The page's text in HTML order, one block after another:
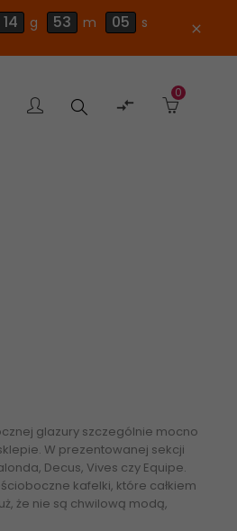
14 g 53 m 04 s close
Szukaj 
0
glazury szczególnie mocno
W prezentowanej sekcji
Decus, Vives czy Equipe.
kafelki, które całkiem
że nie są chwilową modą,